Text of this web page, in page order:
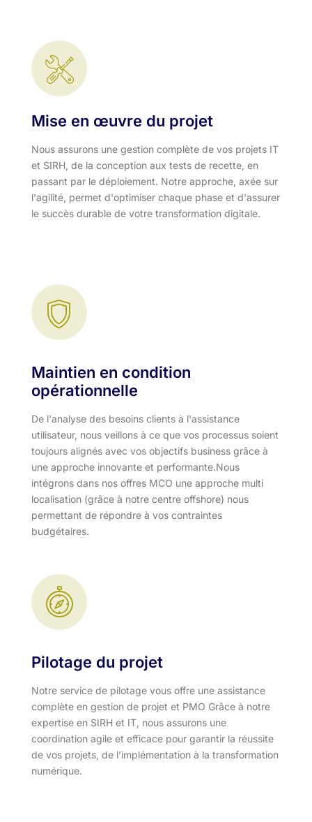
Mise en œuvre du projet
Nous assurons une gestion complète de vos projets IT
et SIRH, de la conception aux tests de recette, en
passant par le déploiement. Notre approche, axée sur
l'agilité, permet d'optimiser chaque phase et d'assurer
le succès durable de votre transformation digitale.
Maintien en condition
opérationnelle
De l'analyse des besoins clients à l'assistance
utilisateur, nous veillons à ce que vos processus soient
toujours alignés avec vos objectifs business grâce à
une approche innovante et performante.​ Nous
intégrons dans nos offres MCO une approche multi
localisation (grâce à notre centre offshore) nous
permettant de répondre à vos contraintes
budgétaires.
Pilotage du projet
Notre service de pilotage vous offre une assistance
complète en gestion de projet et PMO Grâce à notre
expertise en SIRH et IT, nous assurons une
coordination agile et efficace pour garantir la réussite
de vos projets, de l’implémentation à la transformation
numérique.